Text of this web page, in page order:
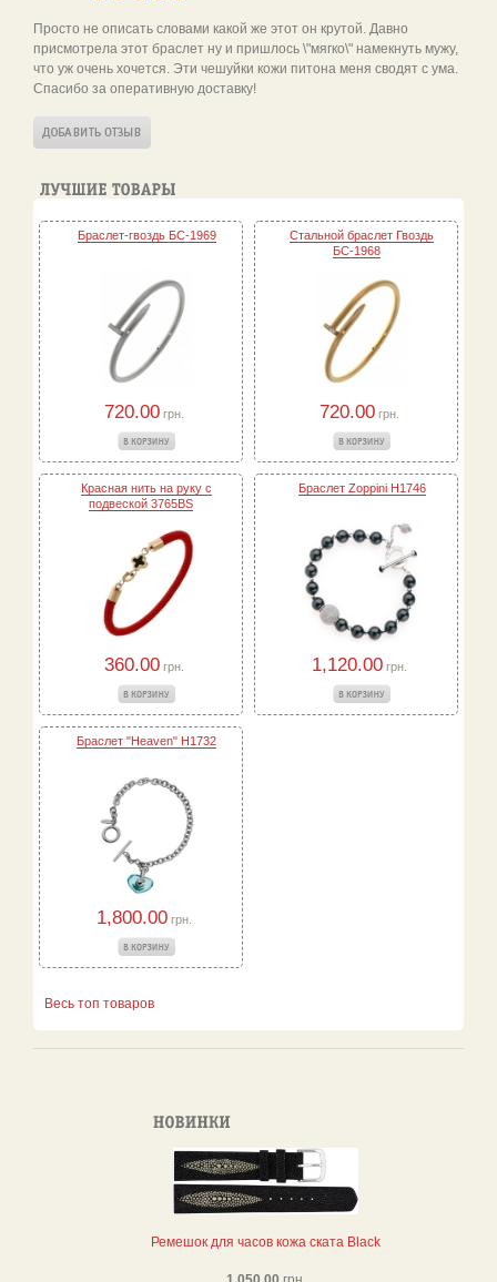
Просто не описать словами какой же этот он крутой. Давно
присмотрела этот браслет ну и пришлось \"мягко\" намекнуть мужу,
что уж очень хочется. Эти чешуйки кожи питона меня сводят с ума.
Спасибо за оперативную доставку!
Браслет-гвоздь БС-1969
720.00грн.
Стальной браслет Гвоздь
БС-1968
720.00грн.
Красная нить на руку с
подвеской 3765BS
360.00грн.
Браслет Zoppini H1746
1,120.00грн.
Браслет "Heaven" H1732
1,800.00грн.
Весь топ товаров
Ремешок для часов кожа ската Black